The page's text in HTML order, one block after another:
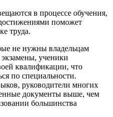
в процессе обучения,
поможет
труда.
не нужны владельцам
ученики
квалификации, что
по специальности.
руководители многих
документы выше, чем
большинства